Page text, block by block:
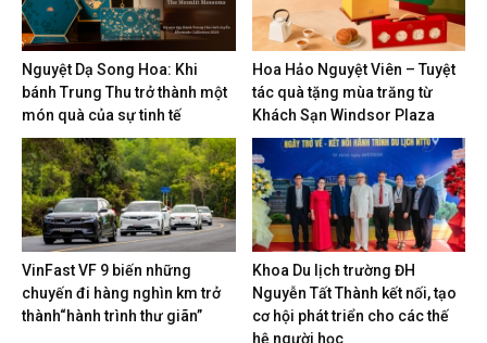
Nguyệt Dạ Song Hoa: Khi
bánh Trung Thu trở thành một
món quà của sự tinh tế
Hoa Hảo Nguyệt Viên – Tuyệt
tác quà tặng mùa trăng từ
Khách Sạn Windsor Plaza
VinFast VF 9 biến những
chuyến đi hàng nghìn km trở
thành“hành trình thư giãn”
Khoa Du lịch trường ĐH
Nguyễn Tất Thành kết nối, tạo
cơ hội phát triển cho các thế
hệ người học